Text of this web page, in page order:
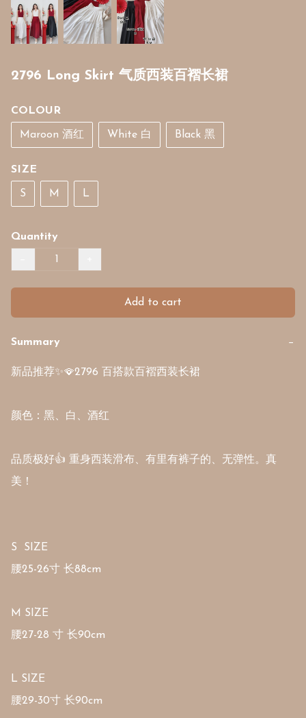
2796 Long Skirt 气质西装百褶长裙
COLOUR
Maroon 酒红 White 白 Black 黑
SIZE
S M L
Quantity
Add to cart
Summary −
新品推荐✨🪭2796 百搭款百褶西装长裙
颜色：黑、白、酒红
品质极好👍 重身西装滑布、有里有裤子的、无弹性。真
美！
S  SIZE
腰25-26寸 长88cm
M SIZE
腰27-28 寸 长90cm
L SIZE
腰29-30寸 长90cm